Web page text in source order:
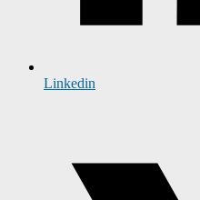
Linkedin